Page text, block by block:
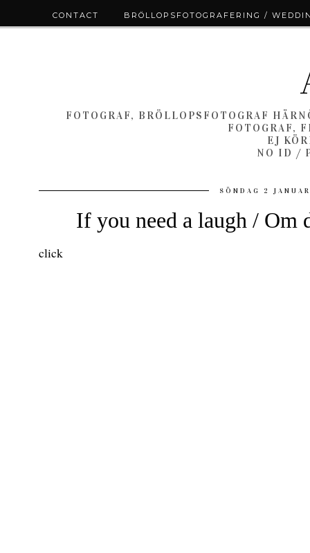
FOTOGRAF, BRÖLLOPSFOTOGRAF
FOTOGRAF,
EJ
NO ID /
SÖNDAG 2
If you need a laugh / Om
click
CONTACT BRÖLLOPSFOTOGRAFERING /